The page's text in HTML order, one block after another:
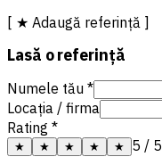
[ ★ Adaugă referință ]
Lasă o referință
Numele tău *
Locația / firma
Rating *
★ ★ ★ ★ ★ 5 / 5